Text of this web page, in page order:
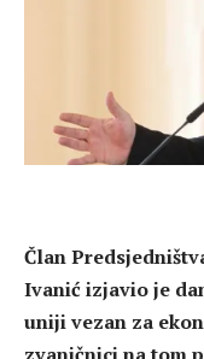
Član
Ivanić izjavio je
uniji vezan za